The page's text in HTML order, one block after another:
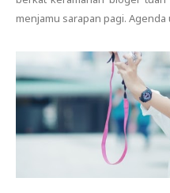
menjamu sarapan pagi. Agenda